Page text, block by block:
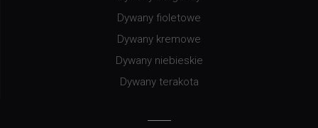
Dywany fioletowe
Dywany kremowe
Dywany niebieskie
Dywany terakota